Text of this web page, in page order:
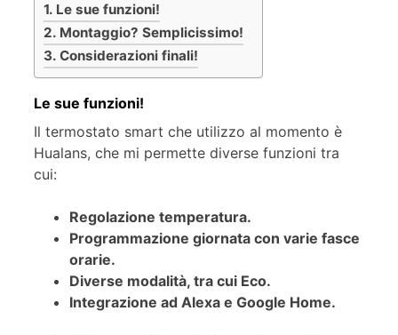
Le sue funzioni!
Montaggio? Semplicissimo!
Considerazioni finali!
Le sue funzioni!
Il termostato smart che utilizzo al momento è
Hualans, che mi permette diverse funzioni tra
cui:
Regolazione temperatura.
Programmazione giornata con varie fasce
orarie.
Diverse modalità, tra cui Eco.
Integrazione ad Alexa e Google Home.